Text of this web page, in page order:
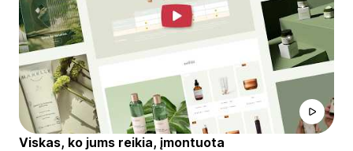
Viskas, ko jums reikia, įmontuota